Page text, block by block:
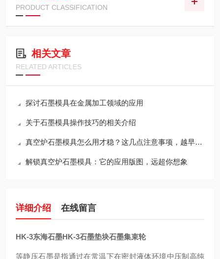
PRODUCT CLASSIFICATION
相关文章
RELATED ARTICLES
探讨石墨模具在金属加工领域的应用
关于石墨模具操作技巧的相关介绍
真空炉石墨模具怎么用才稳？这几点注意事项，越早知道越省心
解锁真空炉石墨模具：它的应用版图，远超你想象
详细介绍 在线留言
HK-3东海石墨HK-3石墨垫块石墨集束轮
等静压石墨是指通过在常温下在密封液体环境中压制高纯